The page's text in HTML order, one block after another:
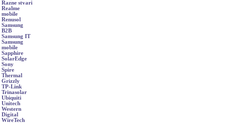
Razne stvari
Realme
mobile
Renusol
Samsung
B2B
Samsung IT
Samsung
mobile
Sapphire
SolarEdge
Sony
Spire
Thermal
Grizzly
TP-Link
Trinasolar
Ubiquiti
Unitech
Western
Digital
WireTech